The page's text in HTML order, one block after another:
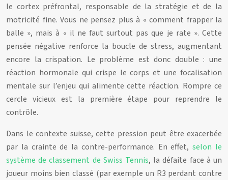
le cortex préfrontal, responsable de la stratégie et de la
motricité fine. Vous ne pensez plus à « comment frapper la
balle », mais à « il ne faut surtout pas que je rate ». Cette
pensée négative renforce la boucle de stress, augmentant
encore la crispation. Le problème est donc double : une
réaction hormonale qui crispe le corps et une focalisation
mentale sur l’enjeu qui alimente cette réaction. Rompre ce
cercle vicieux est la première étape pour reprendre le
contrôle.
Dans le contexte suisse, cette pression peut être exacerbée
par la crainte de la contre-performance. En effet,selon le
système de classement de Swiss Tennis, la défaite face à un
joueur moins bien classé (par exemple un R3 perdant contre